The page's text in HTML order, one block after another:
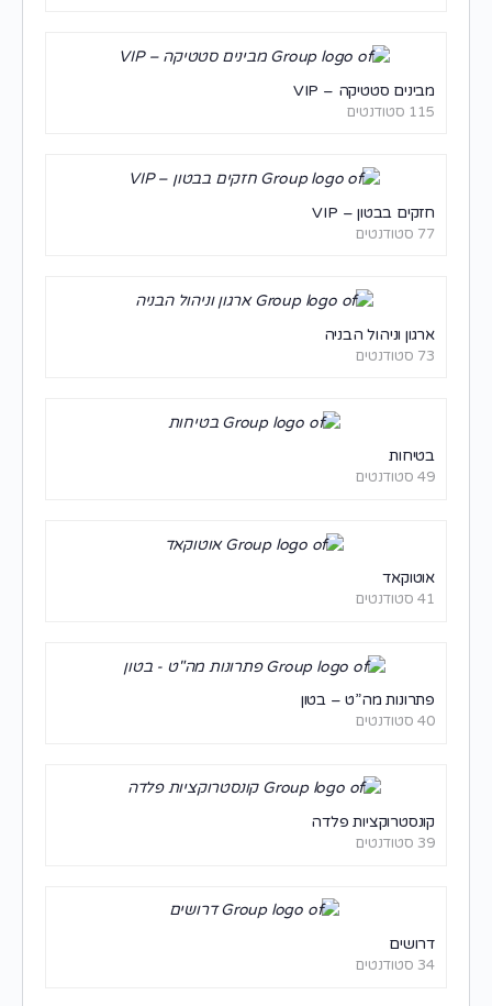
מבינים סטטיקה – VIP
115 סטודנטים
חזקים בבטון – VIP
77 סטודנטים
ארגון וניהול הבניה
73 סטודנטים
בטיחות
49 סטודנטים
אוטוקאד
41 סטודנטים
פתרונות מה”ט – בטון
40 סטודנטים
קונסטרוקציות פלדה
39 סטודנטים
דרושים
34 סטודנטים